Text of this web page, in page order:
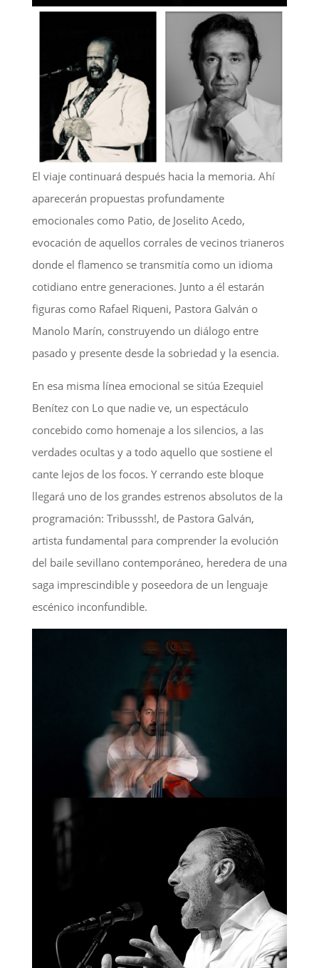
El viaje continuará después hacia la memoria. Ahí
aparecerán propuestas profundamente
emocionales como Patio, de Joselito Acedo,
evocación de aquellos corrales de vecinos trianeros
donde el flamenco se transmitía como un idioma
cotidiano entre generaciones. Junto a él estarán
figuras como Rafael Riqueni, Pastora Galván o
Manolo Marín, construyendo un diálogo entre
pasado y presente desde la sobriedad y la esencia.
En esa misma línea emocional se sitúa Ezequiel
Benítez con Lo que nadie ve, un espectáculo
concebido como homenaje a los silencios, a las
verdades ocultas y a todo aquello que sostiene el
cante lejos de los focos. Y cerrando este bloque
llegará uno de los grandes estrenos absolutos de la
programación: Tribusssh!, de Pastora Galván,
artista fundamental para comprender la evolución
del baile sevillano contemporáneo, heredera de una
saga imprescindible y poseedora de un lenguaje
escénico inconfundible.